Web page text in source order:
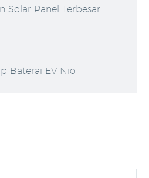
Solar Panel Terbesar
Baterai EV Nio